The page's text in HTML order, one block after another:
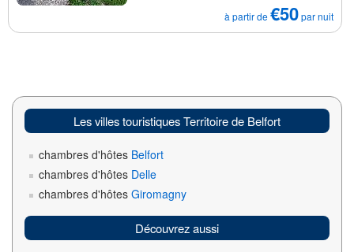
à partir de€50par nuit
Les villes touristiques Territoire de Belfort
chambres d'hôtes Belfort
chambres d'hôtes Delle
chambres d'hôtes Giromagny
Découvrez aussi